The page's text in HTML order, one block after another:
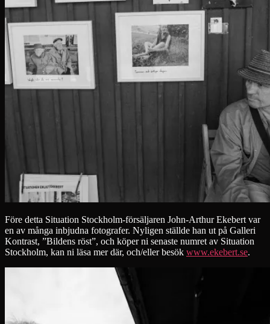
Före detta Situation Stockholm-försäljaren John-Arthur Ekebert var
en av många inbjudna fotografer. Nyligen ställde han ut på Galleri
Kontrast, ”Bildens röst”, och köper ni senaste numret av Situation
Stockholm, kan ni läsa mer där, och/eller besök www.ekebert.se.